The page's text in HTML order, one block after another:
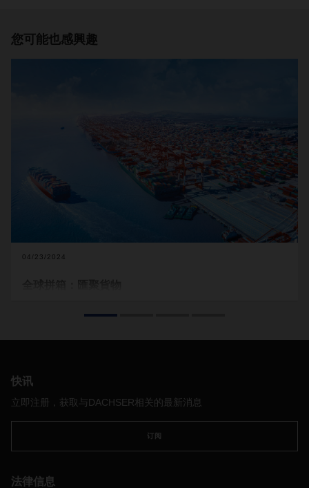
您可能也感興趣
04/23/2024
快讯
立即注册，获取与DACHSER相关的最新消息
订阅
法律信息